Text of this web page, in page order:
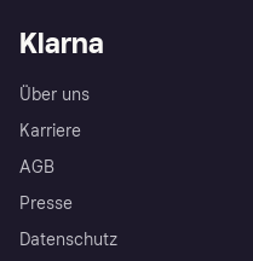
Klarna
Über uns
Karriere
AGB
Presse
Datenschutz